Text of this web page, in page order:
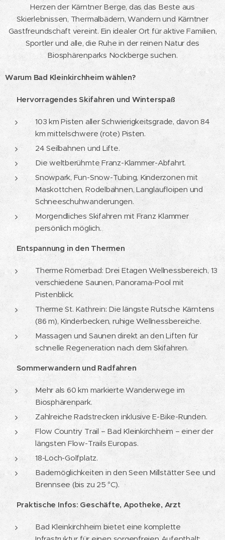
Herzen der Kärntner Berge, das das Beste aus
Skierlebnissen, Thermalbädern, Wandern und Kärntner
Gastfreundschaft vereint. Ein idealer Ort für aktive Familien,
Sportler und alle, die Ruhe in der reinen Natur des
Biosphärenparks Nockberge suchen.
Warum Bad Kleinkirchheim wählen?
Hervorragendes Skifahren und Winterspaß
103 km Pisten aller Schwierigkeitsgrade, davon 84
km mittelschwere (rote) Pisten.
24 Seilbahnen und Lifte.
Die weltberühmte Franz-Klammer-Abfahrt.
Snowpark, Fun-Snow-Tubing, Kinderzonen mit
Maskottchen, Rodelbahnen, Langlaufloipen und
Schneeschuhwanderungen.
Morgendliches Skifahren mit Franz Klammer
persönlich möglich.
💧 Entspannung in den Thermen
Therme Römerbad: Drei Etagen Wellnessbereich, 13
verschiedene Saunen, Panorama-Pool mit
Pistenblick.
Therme St. Kathrein: Die längste Rutsche Kärntens
(86 m), Kinderbecken, ruhige Wellnessbereiche.
Massagen und Saunen direkt an den Liften für
schnelle Regeneration nach dem Skifahren.
Sommerwandern und Radfahren
Mehr als 60 km markierte Wanderwege im
Biosphärenpark.
Zahlreiche Radstrecken inklusive E-Bike-Runden.
Flow Country Trail – Bad Kleinkirchheim – einer der
längsten Flow-Trails Europas.
18-Loch-Golfplatz.
Bademöglichkeiten in den Seen Millstätter See und
Brennsee (bis zu 25 °C).
🛍️ Praktische Infos: Geschäfte, Apotheke, Arzt
Bad Kleinkirchheim bietet eine komplette